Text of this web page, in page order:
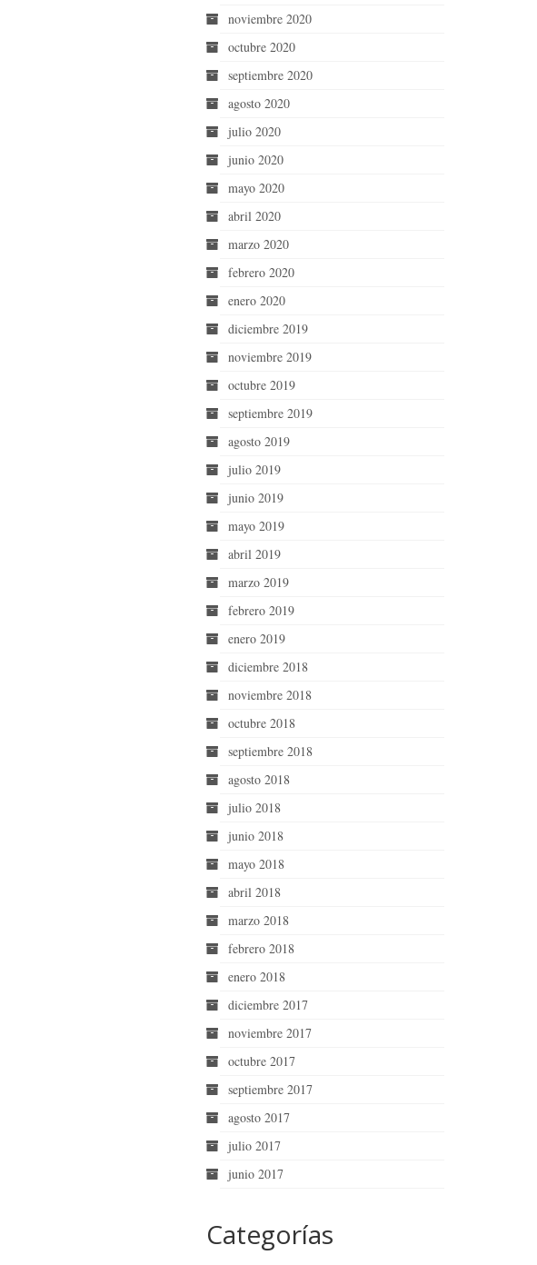
noviembre 2020
octubre 2020
septiembre 2020
agosto 2020
julio 2020
junio 2020
mayo 2020
abril 2020
marzo 2020
febrero 2020
enero 2020
diciembre 2019
noviembre 2019
octubre 2019
septiembre 2019
agosto 2019
julio 2019
junio 2019
mayo 2019
abril 2019
marzo 2019
febrero 2019
enero 2019
diciembre 2018
noviembre 2018
octubre 2018
septiembre 2018
agosto 2018
julio 2018
junio 2018
mayo 2018
abril 2018
marzo 2018
febrero 2018
enero 2018
diciembre 2017
noviembre 2017
octubre 2017
septiembre 2017
agosto 2017
julio 2017
junio 2017
Categorías